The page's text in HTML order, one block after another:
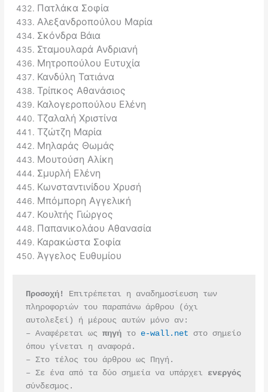
Πατλάκα Σοφία
Αλεξανδροπούλου Μαρία
Σκόνδρα Βάια
Σταμουλαρά Ανδριανή
Μητροπούλου Ευτυχία
Κανδύλη Τατιάνα
Τρίπκος Αθανάσιος
Καλογεροπούλου Ελένη
Τζαλαλή Χριστίνα
Τζώτζη Μαρία
Μηλαράς Θωμάς
Μουτούση Αλίκη
Σμυρλή Ελένη
Κωνσταντινίδου Χρυσή
Μπόμπορη Αγγελική
Κουλτής Γιώργος
Παπανικολάου Αθανασία
Καρακώστα Σοφία
Άγγελος Ευθυμίου
Προσοχή!
Επιτρέπεται η αναδημοσίευση των
πληροφοριών του παραπάνω άρθρου (όχι
αυτολεξεί) ή μέρους αυτών μόνο αν:
– Αναφέρεται ως πηγή το e-wall.net στο σημείο
όπου γίνεται η αναφορά.
– Στο τέλος του άρθρου ως Πηγή.
– Σε ένα από τα δύο σημεία να υπάρχει
ενεργός
σύνδεσμος.